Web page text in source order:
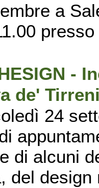
a
-
de'
24
di alcuni
del